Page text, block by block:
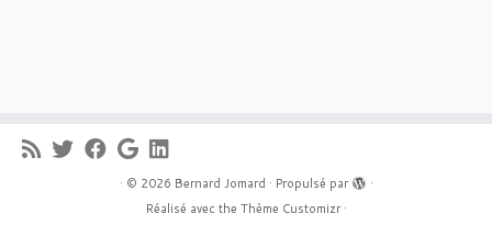
· © 2026 Bernard Jomard · Propulsé par
·
Réalisé avec the Thème Customizr·